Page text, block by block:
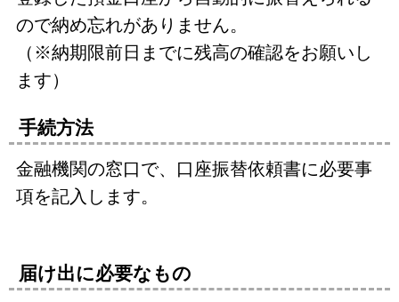
ので納め忘れがありません。
（※納期限前日までに残高の確認をお願いし
ます）
手続方法
金融機関の窓口で、口座振替依頼書に必要事
項を記入します。
届け出に必要なもの